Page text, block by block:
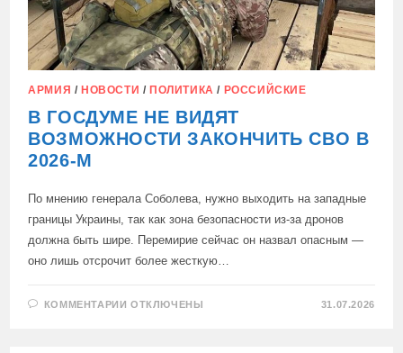
АРМИЯ /НОВОСТИ /ПОЛИТИКА / РОССИЙСКИЕ
В ГОСДУМЕ НЕ ВИДЯТ
ВОЗМОЖНОСТИ ЗАКОНЧИТЬ СВО В
2026-М
По мнению генерала Соболева, нужно выходить на западные
границы Украины, так как зона безопасности из-за дронов
должна быть шире. Перемирие сейчас он назвал опасным —
оно лишь отсрочит более жесткую…
КОММЕНТАРИИ К
ОТКЛЮЧЕНЫ 31.07.2026